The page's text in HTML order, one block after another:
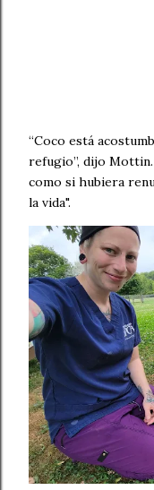
“Coco está
refugio”, dijo
como si hubiera
la vida".